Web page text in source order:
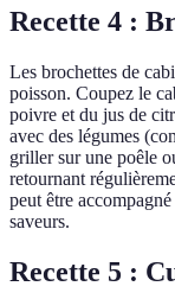
Recette 4 :
Les brochettes de
poisson. Coupez le
poivre et du jus de
avec des légumes
griller sur une poêle
retournant
peut être
saveurs.
Recette 5 :